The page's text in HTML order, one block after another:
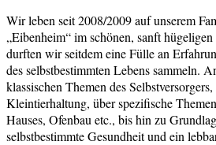
Wir leben seit 2008/2009 auf unserem
„Eibenheim“ im schönen, sanft
durften wir seitdem eine Fülle an
des selbstbestimmten Lebens sammeln.
klassischen Themen des
Kleintierhaltung, über spezifische
Hauses, Ofenbau etc., bis hin zu
selbstbestimmte Gesundheit und ein